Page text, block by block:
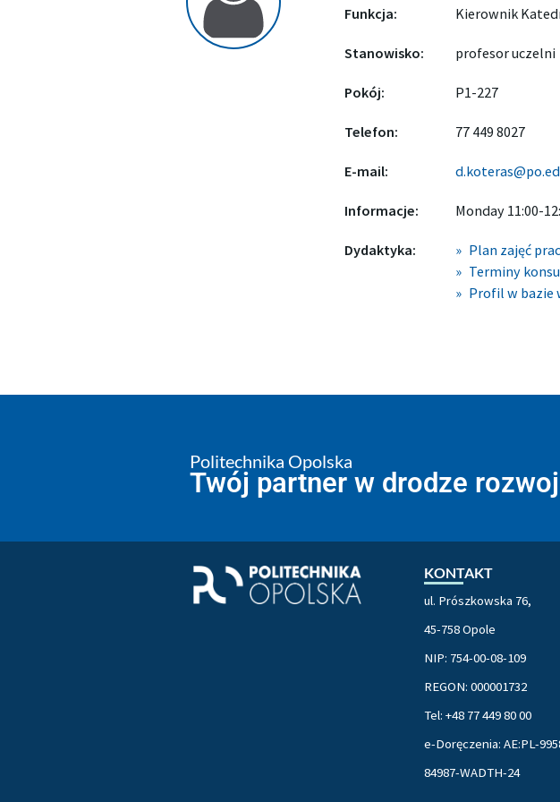
Funkcja: Kierownik
Stanowisko: profesor uczelni
Pokój: P1-227
Telefon: 77 449 8027
E-mail:
Informacje: Monday 11:00-
Dydaktyka:
Plan zajęć
Terminy
Profil w bazie
Politechnika Opolska
Twój partner w drodze
KONTAKT
ul. Prószkowska 76,
45-758 Opole
NIP: 754-00-08-109
REGON: 000001732
Tel: +48 77 449 80 00
e-Doręczenia: AE:PL-
84987-WADTH-24